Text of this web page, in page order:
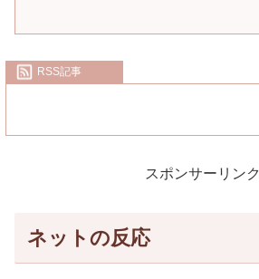
RSS記事
スポンサーリンク
ネットの反応